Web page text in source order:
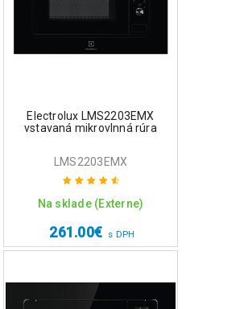
Electrolux LMS2203EMX
vstavaná mikrovlnná rúra
LMS2203EMX
Hodnotenie
Na sklade (Externe)
261.00€ s DPH